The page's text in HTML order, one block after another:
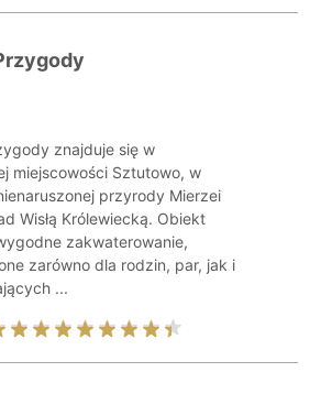
znajduje się w
miejscowości Sztutowo, w
przyrody Mierzei
Wisłą Królewiecką. Obiekt
zakwaterowanie,
zarówno dla rodzin, par, jak i
...